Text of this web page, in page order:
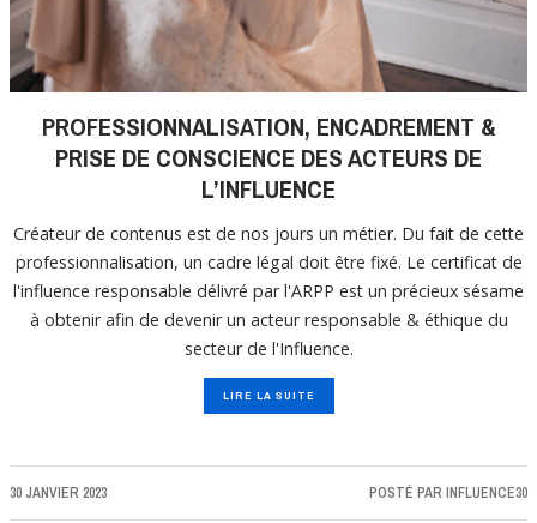
PROFESSIONNALISATION, ENCADREMENT &
PRISE DE CONSCIENCE DES ACTEURS DE
L’INFLUENCE
Créateur de contenus est de nos jours un métier. Du fait de cette
professionnalisation, un cadre légal doit être fixé. Le certificat de
l'influence responsable délivré par l'ARPP est un précieux sésame
à obtenir afin de devenir un acteur responsable & éthique du
secteur de l'Influence.
LIRE LA SUITE
30 JANVIER 2023 POSTÉ PAR INFLUENCE30